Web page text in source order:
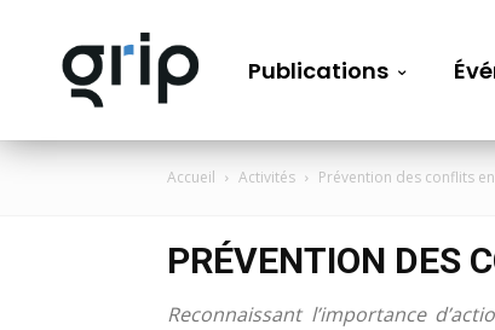
Publications
Accueil Activités Prévention des conflits
PRÉVENTION DES
Reconnaissant l’importance